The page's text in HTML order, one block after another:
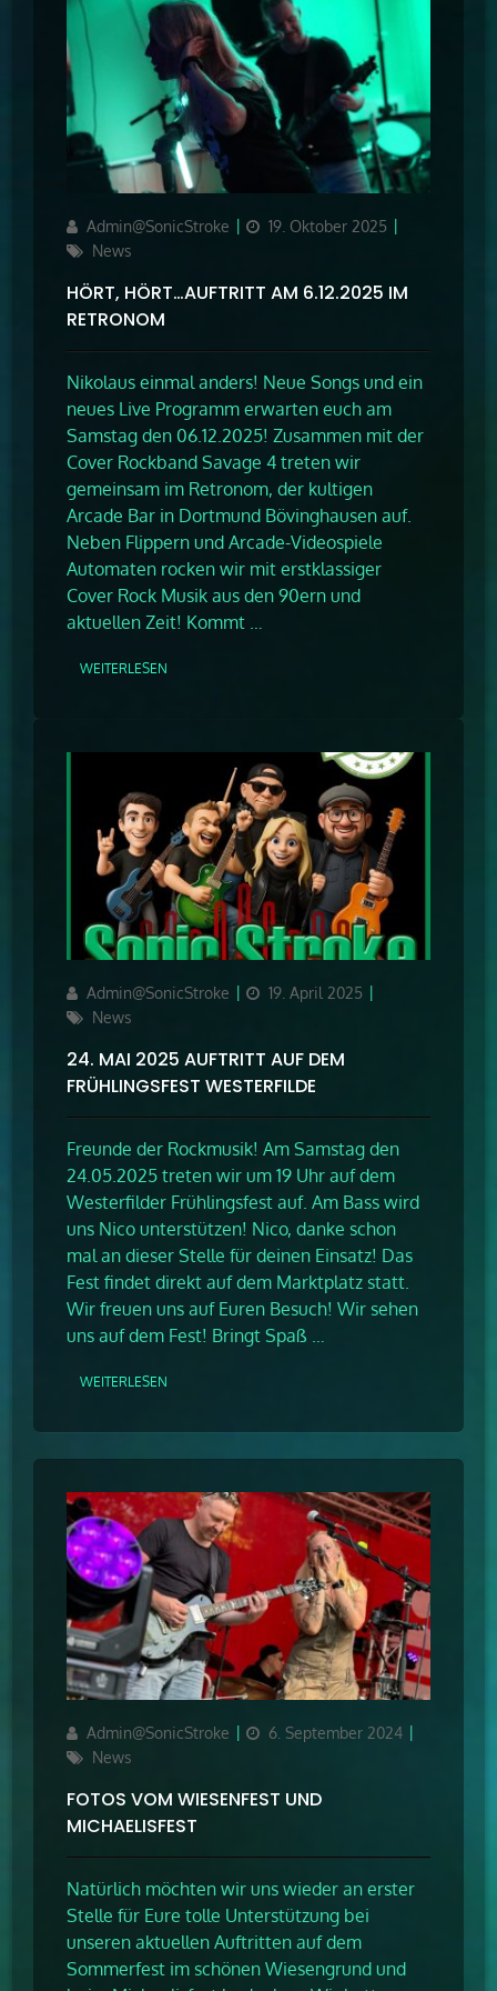
Author
Admin@SonicStroke
Updated
19. Oktober 2025
News
HÖRT, HÖRT…AUFTRITT AM 6.12.2025 IM
RETRONOM
Nikolaus einmal anders! Neue Songs und ein
neues Live Programm erwarten euch am
Samstag den 06.12.2025! Zusammen mit der
Cover Rockband Savage 4 treten wir
gemeinsam im Retronom, der kultigen
Arcade Bar in Dortmund Bövinghausen auf.
Neben Flippern und Arcade-Videospiele
Automaten rocken wir mit erstklassiger
Cover Rock Musik aus den 90ern und
aktuellen Zeit! Kommt …
WEITERLESEN
Author
Admin@SonicStroke
Updated
19. April 2025
News
24. MAI 2025 AUFTRITT AUF DEM
FRÜHLINGSFEST WESTERFILDE
Freunde der Rockmusik! Am Samstag den
24.05.2025 treten wir um 19 Uhr auf dem
Westerfilder Frühlingsfest auf. Am Bass wird
uns Nico unterstützen! Nico, danke schon
mal an dieser Stelle für deinen Einsatz! Das
Fest findet direkt auf dem Marktplatz statt.
Wir freuen uns auf Euren Besuch! Wir sehen
uns auf dem Fest! Bringt Spaß …
WEITERLESEN
Author
Admin@SonicStroke
Updated
6. September 2024
News
FOTOS VOM WIESENFEST UND
MICHAELISFEST
Natürlich möchten wir uns wieder an erster
Stelle für Eure tolle Unterstützung bei
unseren aktuellen Auftritten auf dem
Sommerfest im schönen Wiesengrund und